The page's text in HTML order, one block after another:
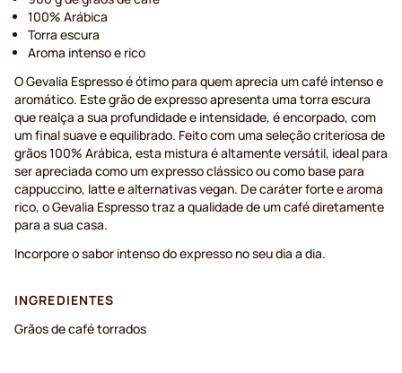
100% Arábica
Torra escura
Aroma intenso e rico
O Gevalia Espresso é ótimo para quem aprecia um café intenso e
aromático. Este grão de expresso apresenta uma torra escura
que realça a sua profundidade e intensidade, é encorpado, com
um final suave e equilibrado. Feito com uma seleção criteriosa de
grãos 100% Arábica, esta mistura é altamente versátil, ideal para
ser apreciada como um expresso clássico ou como base para
cappuccino, latte e alternativas vegan. De caráter forte e aroma
rico, o Gevalia Espresso traz a qualidade de um café diretamente
para a sua casa.
Incorpore o sabor intenso do expresso no seu dia a dia.
INGREDIENTES
Grãos de café torrados